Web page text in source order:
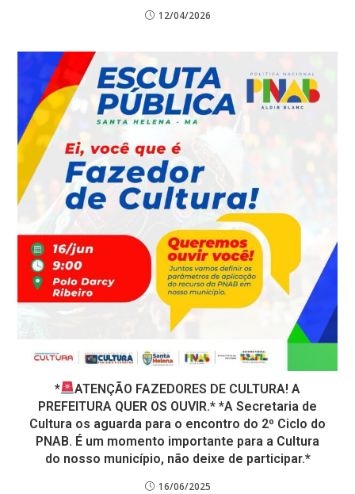
12/04/2026
*
ATENÇÃO FAZEDORES DE CULTURA! A
PREFEITURA QUER OS OUVIR.* *A Secretaria de
Cultura os aguarda para o encontro do 2⁰ Ciclo do
PNAB. É um momento importante para a Cultura
do nosso município, não deixe de participar.*
16/06/2025